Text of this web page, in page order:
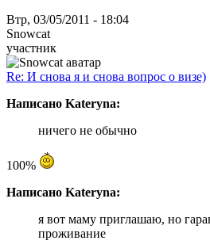
Втр, 03/05/2011 - 18:04
Snowcat
участник
Re: И снова я и снова вопрос о визе)
Написано Kateryna:
ничего не обычно
100%
Написано Kateryna:
я вот маму приглашаю, но
проживание